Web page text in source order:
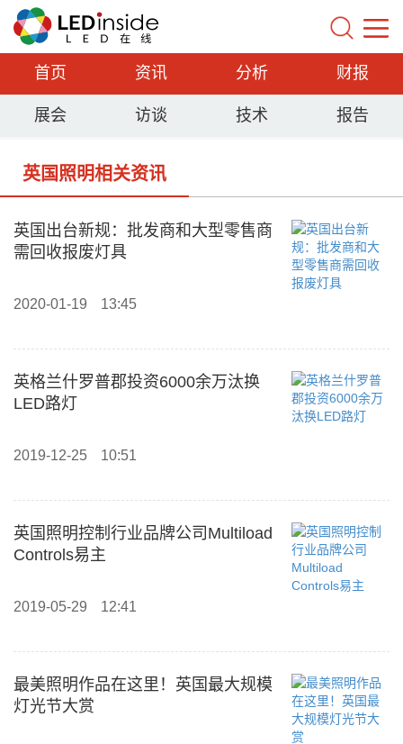
首页 资讯 分析 财报
展会 访谈 技术 报告
英国照明相关资讯
英国出台新规：批发商和大型零售商
需回收报废灯具
2020-01-19 13:45
英格兰什罗普郡投资6000余万汰换
LED路灯
2019-12-25 10:51
英国照明控制行业品牌公司Multiload
Controls易主
2019-05-29 12:41
最美照明作品在这里！英国最大规模
灯光节大赏